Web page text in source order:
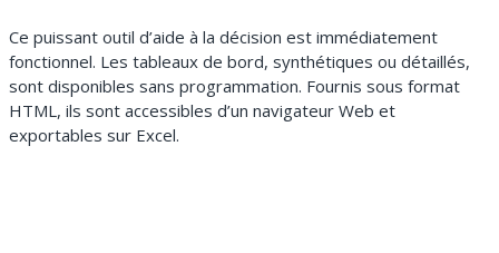
Ce puissant outil d’aide à la décision est immédiatement
fonctionnel. Les tableaux de bord, synthétiques ou détaillés,
sont disponibles sans programmation. Fournis sous format
HTML, ils sont accessibles d’un navigateur Web et
exportables sur Excel.